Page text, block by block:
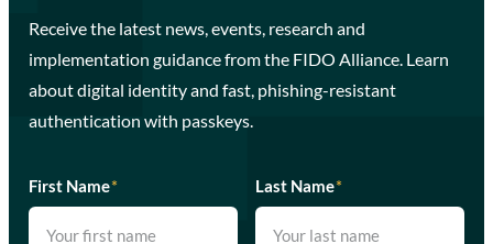
Receive the latest news, events, research and
implementation guidance from the FIDO Alliance. Learn
about digital identity and fast, phishing-resistant
authentication with passkeys.
First Name* Last Name*